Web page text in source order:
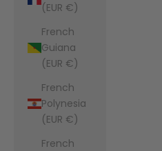
(EUR €)
French
Guiana
(EUR €)
French
Polynesia
(EUR €)
French